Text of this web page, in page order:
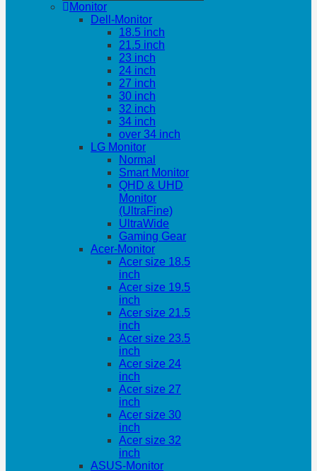
Monitor
Dell-Monitor
18.5 inch
21.5 inch
23 inch
24 inch
27 inch
30 inch
32 inch
34 inch
over 34 inch
LG Monitor
Normal
Smart Monitor
QHD & UHD
Monitor
(UltraFine)
UltraWide
Gaming Gear
Acer-Monitor
Acer size 18.5
inch
Acer size 19.5
inch
Acer size 21.5
inch
Acer size 23.5
inch
Acer size 24
inch
Acer size 27
inch
Acer size 30
inch
Acer size 32
inch
ASUS-Monitor